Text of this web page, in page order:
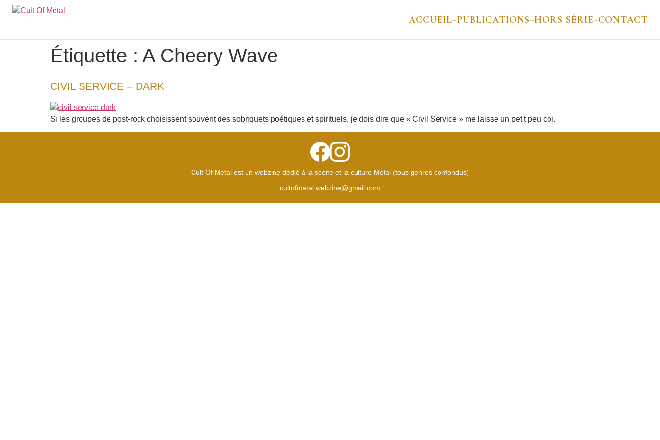
ACCUEIL–PUBLICATIONS–HORS SÉRIE–CONTACT
Étiquette : A Cheery Wave
CIVIL SERVICE – DARK
Si les groupes de post-rock choisissent souvent des sobriquets poétiques et spirituels, je dois dire que « Civil Service » me laisse un petit peu coi.
Cult Of Metal est un webzine dédié à la scène et la culture Metal (tous genres confondus)
cultofmetal.webzine@gmail.com